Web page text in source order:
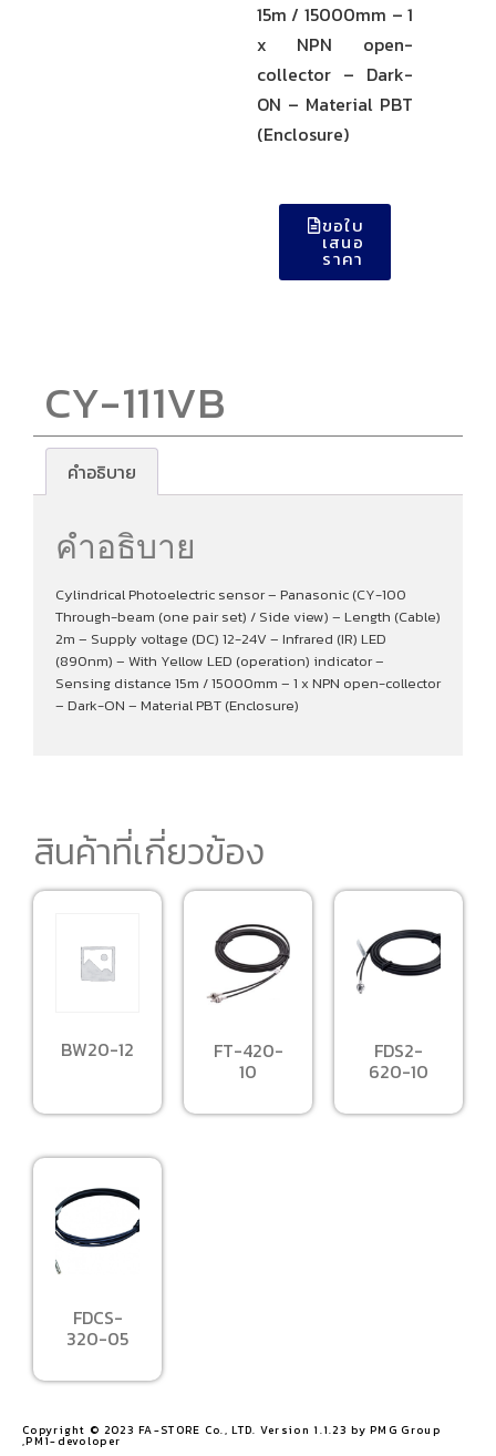
15m / 15000mm – 1
x NPN open-
collector – Dark-
ON – Material PBT
(Enclosure)
ขอใบ
เสนอ
ราคา
CY-111VB
คำอธิบาย
คำอธิบาย
Cylindrical Photoelectric sensor – Panasonic (CY-100
Through-beam (one pair set) / Side view) – Length (Cable)
2m – Supply voltage (DC) 12-24V – Infrared (IR) LED
(890nm) – With Yellow LED (operation) indicator –
Sensing distance 15m / 15000mm – 1 x NPN open-collector
– Dark-ON – Material PBT (Enclosure)
สินค้าที่เกี่ยวข้อง
BW20-12 FT-420-
10
FDS2-
620-10
FDCS-
320-05
Copyright © 2023 FA-STORE Co., LTD. Version 1.1.23 by PMG Group
,PM1-devoloper​